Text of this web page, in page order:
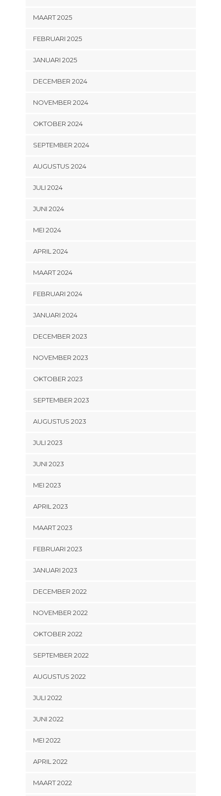
MAART 2025
FEBRUARI 2025
JANUARI 2025
DECEMBER 2024
NOVEMBER 2024
OKTOBER 2024
SEPTEMBER 2024
AUGUSTUS 2024
JULI 2024
JUNI 2024
MEI 2024
APRIL 2024
MAART 2024
FEBRUARI 2024
JANUARI 2024
DECEMBER 2023
NOVEMBER 2023
OKTOBER 2023
SEPTEMBER 2023
AUGUSTUS 2023
JULI 2023
JUNI 2023
MEI 2023
APRIL 2023
MAART 2023
FEBRUARI 2023
JANUARI 2023
DECEMBER 2022
NOVEMBER 2022
OKTOBER 2022
SEPTEMBER 2022
AUGUSTUS 2022
JULI 2022
JUNI 2022
MEI 2022
APRIL 2022
MAART 2022